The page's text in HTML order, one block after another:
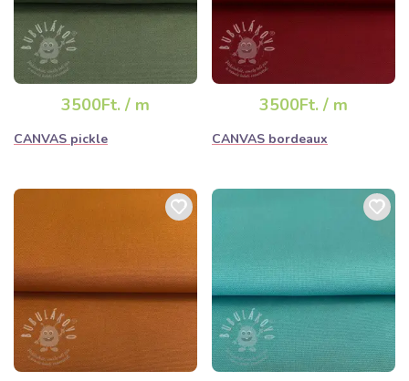
3500Ft. / m
CANVAS pickle
3500Ft. / m
CANVAS bordeaux